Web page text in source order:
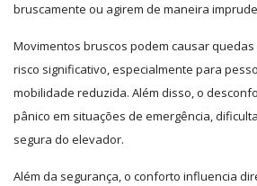
bruscamente ou agirem de maneira
Movimentos bruscos podem causar
risco significativo, especialmente para
mobilidade reduzida. Além disso, o
pânico em situações de emergência,
segura do elevador.
Além da segurança, o conforto influencia